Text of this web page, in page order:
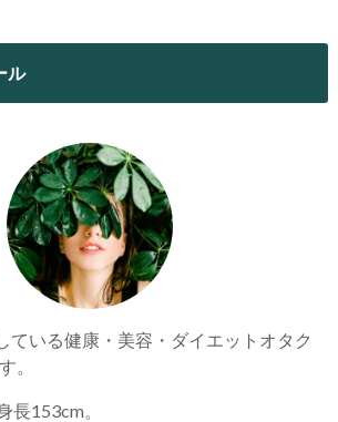
ル
ている健康・美容・ダイエットオタク
。
長153cm。